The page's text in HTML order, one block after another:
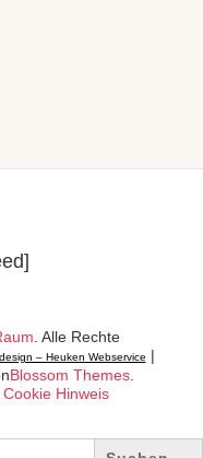
. Alle Rechte
– Heuken Webservice |
Blossom Themes.
Cookie Hinweis